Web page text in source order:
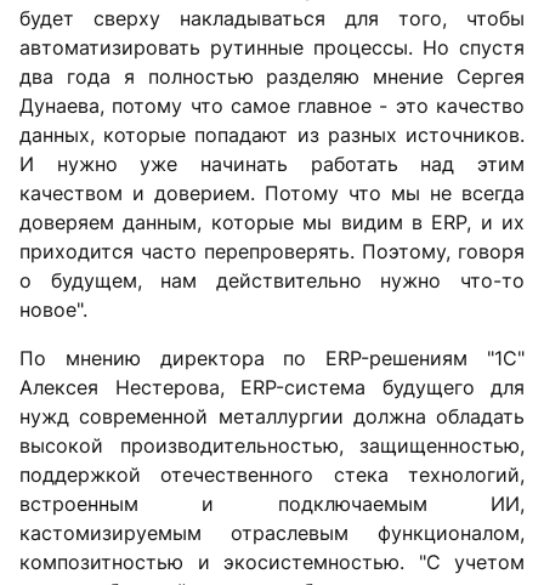
будет сверху накладываться для того, чтобы
автоматизировать рутинные процессы. Но спустя
два года я полностью разделяю мнение Сергея
Дунаева, потому что самое главное - это качество
данных, которые попадают из разных источников.
И нужно уже начинать работать над этим
качеством и доверием. Потому что мы не всегда
доверяем данным, которые мы видим в ERP, и их
приходится часто перепроверять. Поэтому, говоря
о будущем, нам действительно нужно что-то
новое".
По мнению директора по ERP-решениям "1С"
Алексея Нестерова, ERP-система будущего для
нужд современной металлургии должна обладать
высокой производительностью, защищенностью,
поддержкой отечественного стека технологий,
встроенным и подключаемым ИИ,
кастомизируемым отраслевым функционалом,
композитностью и экосистемностью. "С учетом